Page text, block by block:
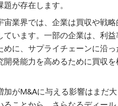
が存在します。
業界では、企業は買収や戦略
います。一部の企業は、利
に、サプライチェーンに沿
発能力を高めるために買収を
がM&Aに与える影響はまだ